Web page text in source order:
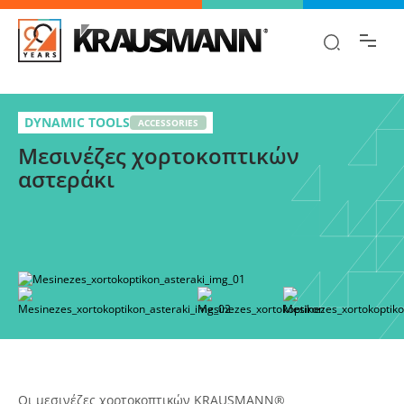
DYNAMIC TOOLS ACCESSORIES
Μεσινέζες χορτοκοπτικών
αστεράκι
Οι μεσινέζες χορτοκοπτικών KRAUSMANN®
Επίλεξε
παραλλαγή
Βρες γρήγορα την πληροφορία που
ψάχνεις!